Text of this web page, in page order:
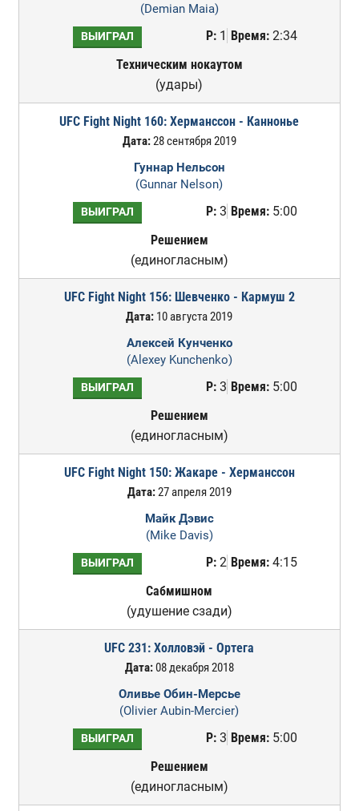
(Demian Maia)
ВЫИГРАЛ Р:1 Время:2:34
Техническим нокаутом
(удары)
UFC Fight Night 160: Херманссон - Каннонье
Дата:28 сентября 2019
Гуннар Нельсон
(Gunnar Nelson)
ВЫИГРАЛ Р:3 Время:5:00
Решением
(единогласным)
UFC Fight Night 156: Шевченко - Кармуш 2
Дата: 10 августа 2019
Алексей Кунченко
(Alexey Kunchenko)
ВЫИГРАЛ Р:3 Время:5:00
Решением
(единогласным)
UFC Fight Night 150: Жакаре - Херманссон
Дата:27 апреля 2019
Майк Дэвис
(Mike Davis)
ВЫИГРАЛ Р:2 Время:4:15
Сабмишном
(удушение сзади)
UFC 231: Холловэй - Ортега
Дата:08 декабря 2018
Оливье Обин-Мерсье
(Olivier Aubin-Mercier)
ВЫИГРАЛ Р:3 Время:5:00
Решением
(единогласным)